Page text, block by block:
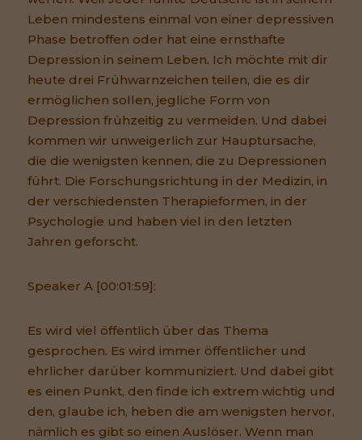
Leben mindestens einmal von einer depressiven
Phase betroffen oder hat eine ernsthafte
Depression in seinem Leben. Ich möchte mit dir
heute drei Frühwarnzeichen teilen, die es dir
ermöglichen sollen, jegliche Form von
Depression frühzeitig zu vermeiden. Und dabei
kommen wir unweigerlich zur Hauptursache,
die die wenigsten kennen, die zu Depressionen
führt. Die Forschungsrichtung in der Medizin, in
der verschiedensten Therapieformen, in der
Psychologie und haben viel in den letzten
Jahren geforscht.
Speaker A [00:01:59]:
Es wird viel öffentlich über das Thema
gesprochen. Es wird immer öffentlicher und
ehrlicher darüber kommuniziert. Und dabei gibt
es einen Punkt, den finde ich extrem wichtig und
den, glaube ich, heben die am wenigsten hervor,
nämlich es gibt so einen Auslöser. Wenn man